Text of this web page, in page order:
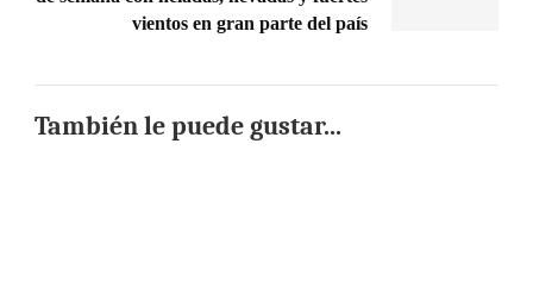
vientos en gran parte del país
También le puede gustar...